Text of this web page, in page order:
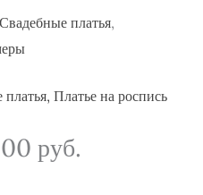
Свадебные платья,
платья, Платье на роспись
руб.